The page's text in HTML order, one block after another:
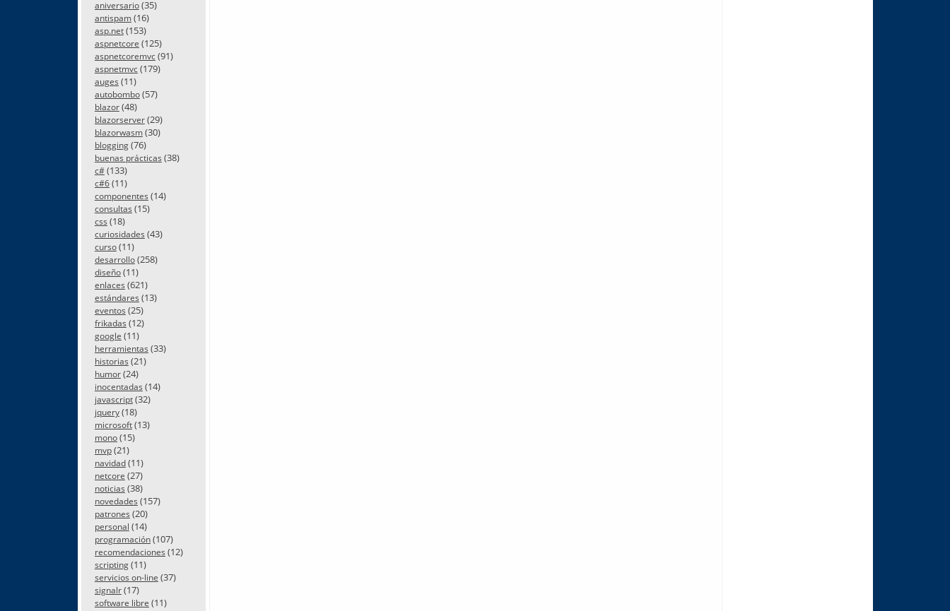
aniversario(35)
antispam(16)
asp.net(153)
aspnetcore (125)
aspnetcoremvc(91)
aspnetmvc(179)
auges (11)
autobombo(57)
blazor(48)
blazorserver(29)
blazorwasm(30)
blogging(76)
buenas prácticas (38)
c#(133)
c#6(11)
componentes (14)
consultas (15)
css (18)
curiosidades (43)
curso(11)
desarrollo(258)
diseño(11)
enlaces (621)
estándares (13)
eventos (25)
frikadas (12)
google (11)
herramientas (33)
historias (21)
humor(24)
inocentadas (14)
javascript(32)
jquery(18)
microsoft(13)
mono(15)
mvp(21)
navidad(11)
netcore (27)
noticias (38)
novedades (157)
patrones (20)
personal (14)
programación(107)
recomendaciones (12)
scripting(11)
servicios on-line (37)
signalr(17)
software libre (11)